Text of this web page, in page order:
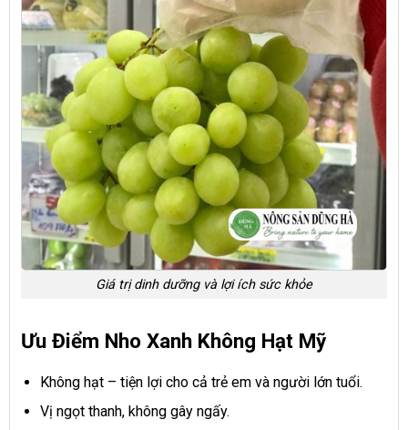
Giá trị dinh dưỡng và lợi ích sức khỏe
Ưu Điểm Nho Xanh Không Hạt Mỹ
Không hạt – tiện lợi cho cả trẻ em và người lớn tuổi.
Vị ngọt thanh, không gây ngấy.